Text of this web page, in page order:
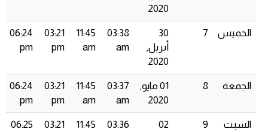
2020
الخميس 7
30
أبريل,
2020
03:38
am
11:45
am
03:21
pm
06:24
pm
الجمعة 8
01 مايو,
2020
03:37
am
11:45
am
03:21
pm
06:24
pm
السبت 9
02
03:36
11:45
03:21
06:25